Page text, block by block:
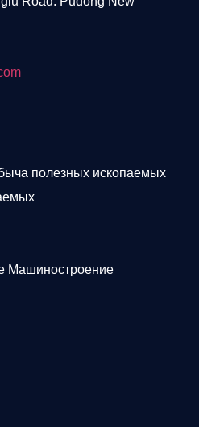
полезных ископаемых
Машиностроение